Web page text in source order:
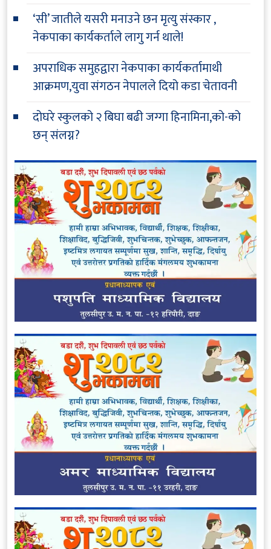
‘सी’ जातीले यसरी मनाउने छन मृत्यु संस्कार ,
नेकपाका कार्यकर्ताले लागु गर्न थाले!
अपराधिक समुहद्वारा नेकपाका कार्यकर्तामाथी
आक्रमण,युवा संगठन नेपालले दियो कडा चेतावनी
दोघरे स्कुलको २ बिघा बढी जग्गा हिनामिना,को-को
छन् संलग्न?